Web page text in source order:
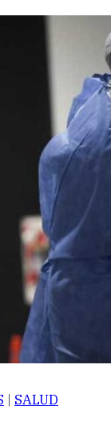
| SALUD